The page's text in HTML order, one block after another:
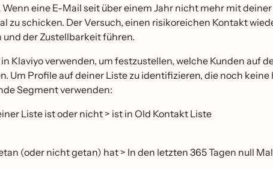
Wenn eine E-Mail seit über einem Jahr nicht mehr mit
zu schicken. Der Versuch, einen risikoreichen Kontakt
der Zustellbarkeit führen.
Klaviyo verwenden, um festzustellen, welche Kunden auf
Um Profile auf deiner Liste zu identifizieren, die noch
Segment verwenden:
Liste ist oder nicht > ist in Old Kontakt Liste
(oder nicht getan) hat > In den letzten 365 Tagen null